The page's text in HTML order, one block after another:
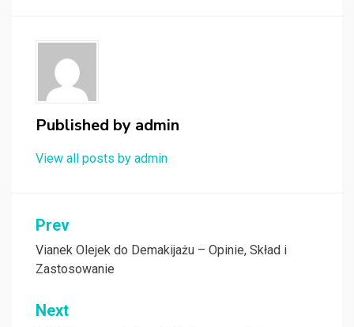
Published by admin
View all posts by admin
Nawigacja
wpisu
Prev
Vianek Olejek do Demakijażu – Opinie, Skład i
Zastosowanie
Next